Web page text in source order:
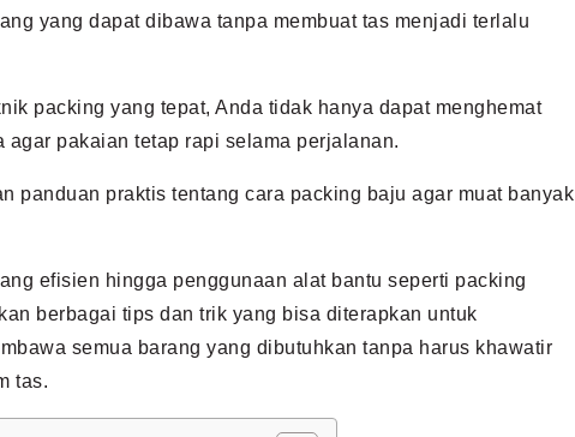
yang dapat dibawa tanpa membuat tas menjadi terlalu
packing yang tepat, Anda tidak hanya dapat menghemat
agar pakaian tetap rapi selama perjalanan.
panduan praktis tentang cara packing baju agar muat banyak
efisien hingga penggunaan alat bantu seperti packing
berbagai tips dan trik yang bisa diterapkan untuk
semua barang yang dibutuhkan tanpa harus khawatir
tas.